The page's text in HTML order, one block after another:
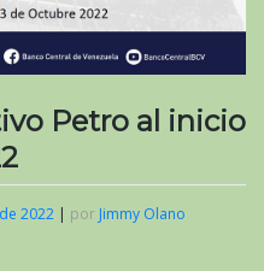
Petro al inicio
2022 | por Jimmy Olano